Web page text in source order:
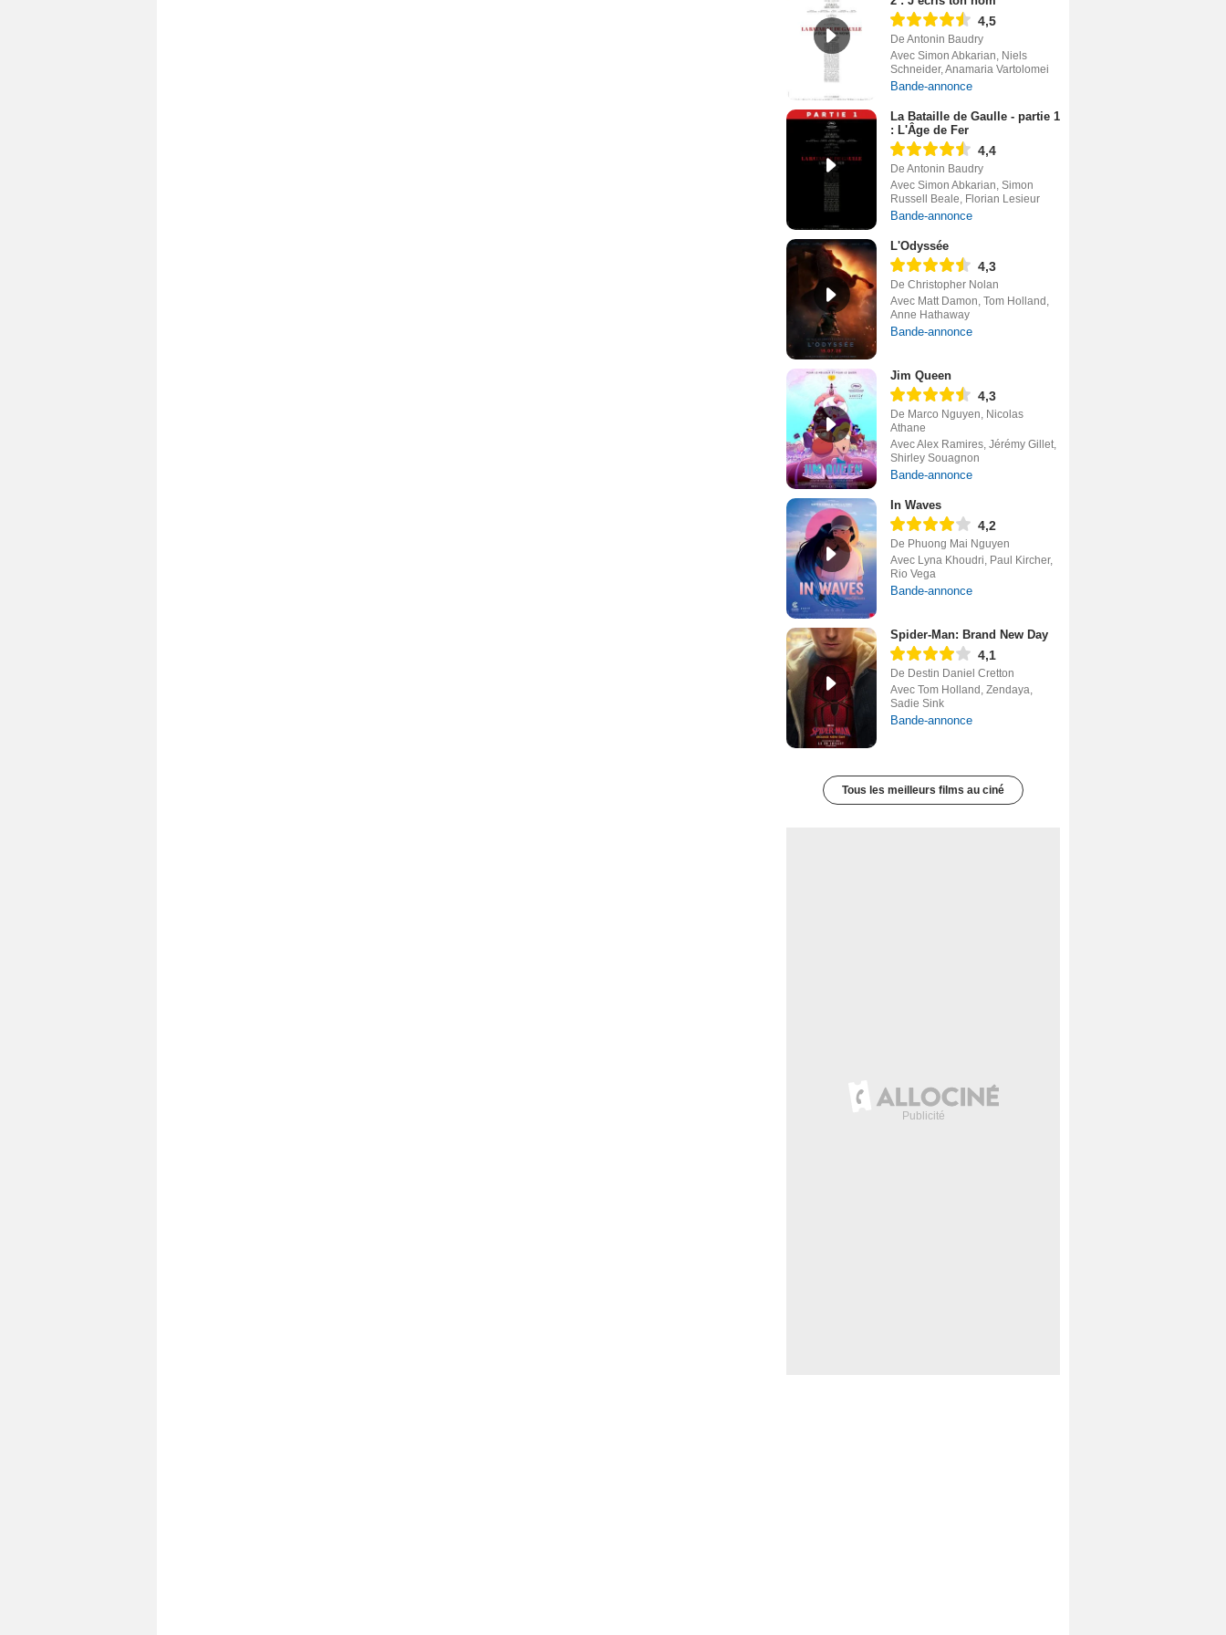
4,5
De Antonin Baudry
Avec Simon Abkarian, Niels
Schneider, Anamaria Vartolomei
Bande-annonce
La Bataille de Gaulle - partie 1
: L'Âge de Fer
4,4
De Antonin Baudry
Avec Simon Abkarian, Simon
Russell Beale, Florian Lesieur
Bande-annonce
L'Odyssée
4,3
De Christopher Nolan
Avec Matt Damon, Tom Holland,
Anne Hathaway
Bande-annonce
Jim Queen
4,3
De Marco Nguyen, Nicolas
Athane
Avec Alex Ramires, Jérémy Gillet,
Shirley Souagnon
Bande-annonce
In Waves
4,2
De Phuong Mai Nguyen
Avec Lyna Khoudri, Paul Kircher,
Rio Vega
Bande-annonce
Spider-Man: Brand New Day
4,1
De Destin Daniel Cretton
Avec Tom Holland, Zendaya,
Sadie Sink
Bande-annonce
Tous les meilleurs films au ciné